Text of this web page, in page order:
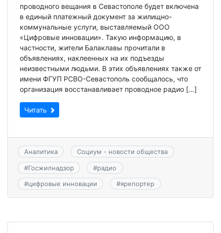
проводного вещания в Севастополе будет включена
в единый платежный документ за жилищно-
коммунальные услуги, выставляемый ООО
«Цифровые инновации». Такую информацию, в
частности, жители Балаклавы прочитали в
объявлениях, наклеенных на их подъезды
неизвестными людьми. В этих объявлениях также от
имени ФГУП РСВО-Севастополь сообщалось, что
организация восстанавливает проводное радио […]
Читать
Аналитика Социум - новости общества
#Госжилнадзор #радио
#цифровые инновации #ярепортер